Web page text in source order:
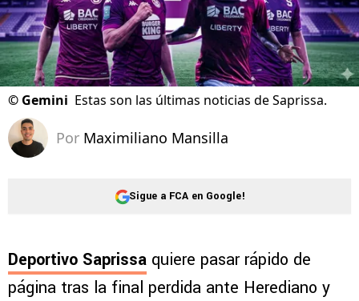
© Gemini Estas son las últimas noticias de Saprissa.
Por Maximiliano Mansilla
Sigue a FCA en Google!
Deportivo Saprissa quiere pasar rápido de
página tras la final perdida ante Herediano y